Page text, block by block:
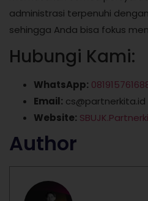
administrasi terpenuhi
sehingga Anda bisa fokus
Hubungi Kami:
WhatsApp:
Email: cs@partnerkita.id
Website:
Author